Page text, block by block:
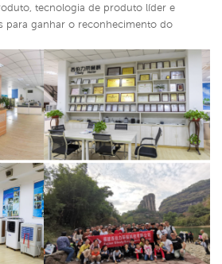
tecnologia de produto líder e
para ganhar o reconhecimento do